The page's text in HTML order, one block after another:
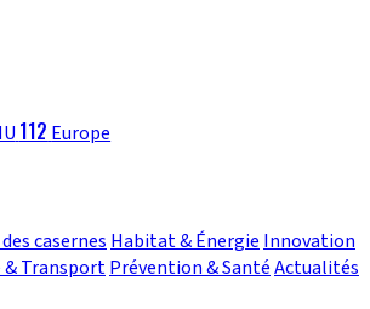
112 Europe
casernes Habitat & Énergie Innovation
TransportPrévention & SantéActualités